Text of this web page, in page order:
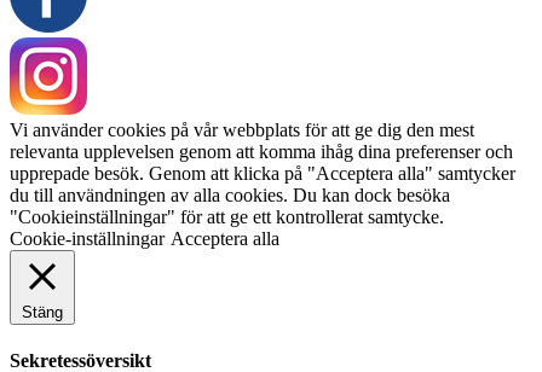
Vi använder cookies på vår webbplats för att ge dig den mest
relevanta upplevelsen genom att komma ihåg dina preferenser och
upprepade besök. Genom att klicka på "Acceptera alla" samtycker
du till användningen av alla cookies. Du kan dock besöka
"Cookieinställningar" för att ge ett kontrollerat samtycke.
Cookie-inställningar Acceptera alla
Stäng
Sekretessöversikt